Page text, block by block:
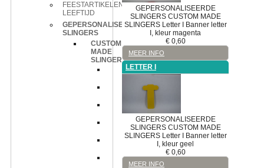
FEESTARTIKELEN
LEEFTIJD
GEPERSONALISEERDE
SLINGERS
CUSTOM
MADE
SLINGERS
Cijfer
2
Cijfer
Cijfer
Cijfer
GEPERSONALISEERDE
SLINGERS CUSTOM MADE
SLINGERS Letter I
Banner letter
I, kleur magenta
€ 0,60
MEER INFO
LETTER I
GEPERSONALISEERDE
SLINGERS CUSTOM MADE
SLINGERS Letter I
Banner letter
I, kleur geel
€ 0,60
MEER INFO